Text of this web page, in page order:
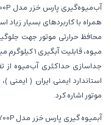
همراه با کاربرد‌های بسیار
میوه، قابلیت
جداسازی حداکثری آب‌میوه از
موتور اشاره کرد.